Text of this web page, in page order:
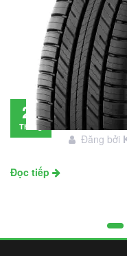
28
Tháng
Đánh giá
đầu tư
Đăng bởi
Đọc tiếp